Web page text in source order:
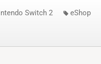
Switch 2 eShop